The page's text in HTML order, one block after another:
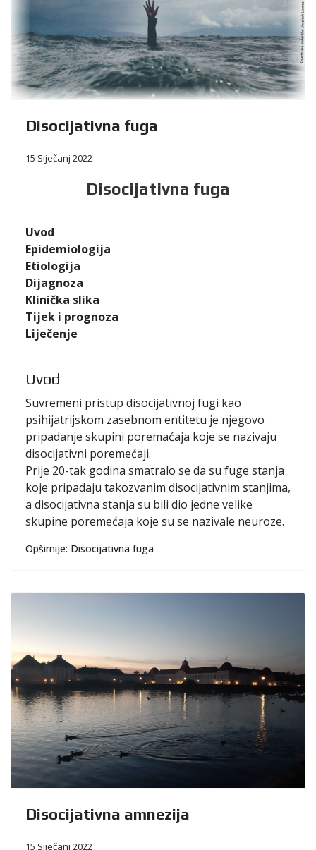
Disocijativna fuga
15 Siječanj 2022
Disocijativna fuga
Uvod
Epidemiologija
Etiologija
Dijagnoza
Klinička slika
Tijek i prognoza
Liječenje
Uvod
Suvremeni pristup disocijativnoj fugi kao
psihijatrijskom zasebnom entitetu je njegovo
pripadanje skupini poremaćaja koje se nazivaju
disocijativni poremećaji.
Prije 20-tak godina smatralo se da su fuge stanja
koje pripadaju takozvanim disocijativnim stanjima,
a disocijativna stanja su bili dio jedne velike
skupine poremećaja koje su se nazivale neuroze.
Opširnije: Disocijativna fuga
Disocijativna amnezija
15 Siječanj 2022